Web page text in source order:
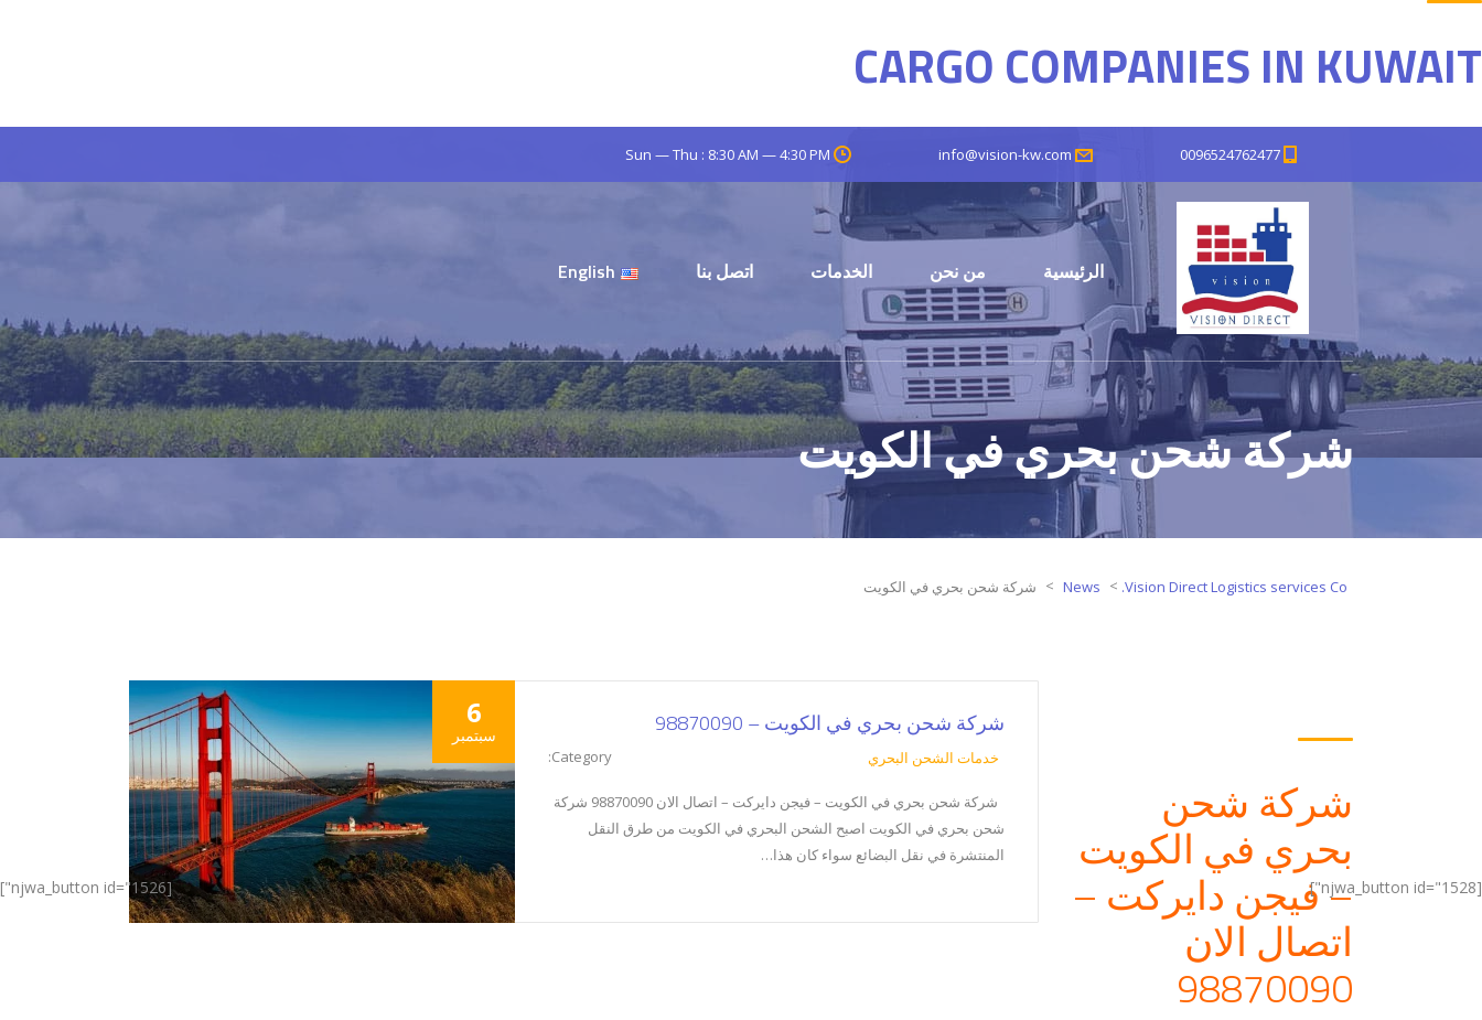
CARGO COMPANIES IN KUWAIT
0096524762477
info@vision-kw.com
Sun — Thu : 8:30 AM — 4:30 PM
English اتصل بنا الخدمات من نحن الرئيسية
شركة شحن بحري في الكويت
Vision Direct Logistics services Co.
>
News
> شركة شحن بحري في الكويت
6
سبتمبر شركة شحن بحري في الكويت – 98870090
Category: خدمات الشحن البحري
شركة شحن بحري في الكويت – فيجن دايركت – اتصال الان 98870090 شركة
شحن بحري في الكويت اصبح الشحن البحري في الكويت من طرق النقل
المنتشرة في نقل البضائع سواء كان هذا…
شركة شحن
بحري في الكويت
– فيجن دايركت –
اتصال الان
98870090
[njwa_button id="1526"] [njwa_button id="1528"]